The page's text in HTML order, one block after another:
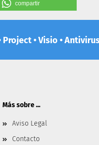
compartir
• Visio •
Más sobre ...
Aviso Legal
Contacto